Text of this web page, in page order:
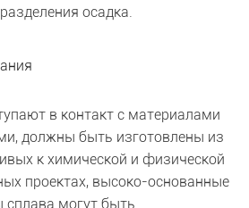
осадка.
в контакт с материалами
должны быть изготовлены из
к химической и физической
проектах, высоко-основанные
сплава могут быть